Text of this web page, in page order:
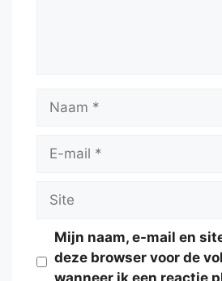
Naam
Site
Mijn naam, e-mail en
deze browser voor de
wanneer ik een reactie